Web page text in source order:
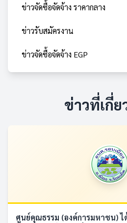
ข่าวจัดซื้อจัดจ้าง ราคากลาง
ข่าวรับสมัครงาน
ข่าวจัดซื้อจัดจ้าง EGP
ข่าวที่เกี่ย
ศูนย์คุณธรรม (องค์การมหาชน)